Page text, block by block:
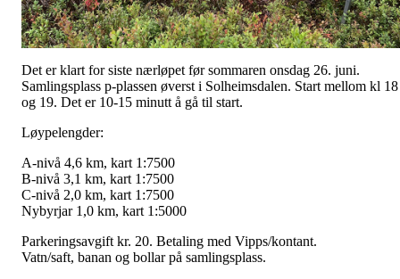
Det er klart for siste nærløpet før sommaren onsdag 26. juni.
Samlingsplass p-plassen øverst i Solheimsdalen. Start mellom kl 18
og 19. Det er 10-15 minutt å gå til start.
Løypelengder:
A-nivå 4,6 km, kart 1:7500
B-nivå 3,1 km, kart 1:7500
C-nivå 2,0 km, kart 1:7500
Nybyrjar 1,0 km, kart 1:5000
Parkeringsavgift kr. 20. Betaling med Vipps/kontant.
Vatn/saft, banan og bollar på samlingsplass.